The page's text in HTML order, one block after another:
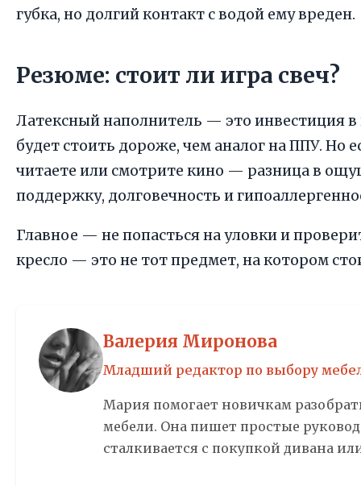
губка, но долгий контакт с водой ему вреден.
Резюме: стоит ли игра свеч?
Латексный наполнитель — это инвестиция
будет стоить дороже, чем аналог на ППУ. Но
читаете или смотрите кино — разница в
поддержку, долговечность и
Главное — не попасться на уловки и
кресло — это не тот предмет, на котором
Валерия Миронова
Младший редактор по выбору
Мария помогает новичкам
мебели. Она пишет простые
сталкивается с покупкой дивана